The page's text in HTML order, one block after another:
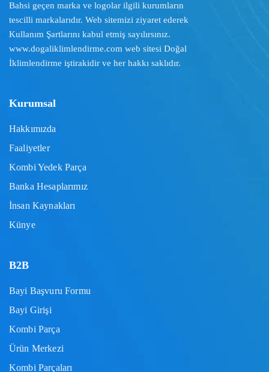
Bahsi geçen marka ve logolar ilgili kurumların
tescilli markalarıdır. Web sitemizi ziyaret ederek
Kullanım Şartlarını kabul etmiş sayılırsınız.
www.dogaliklimlendirme.com web sitesi Doğal
İklimlendirme iştirakidir ve her hakkı saklıdır.
Kurumsal
Hakkımızda
Faaliyetler
Kombi Yedek Parça
Banka Hesaplarımız
İnsan Kaynakları
Künye
B2B
Bayi Başvuru Formu
Bayi Girişi
Kombi Parça
Ürün Merkezi
Kombi Parçaları